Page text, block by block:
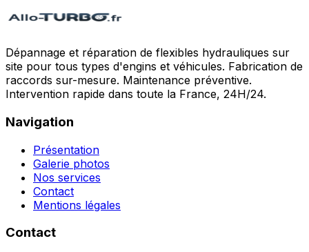
Dépannage et réparation de flexibles hydrauliques sur
site pour tous types d'engins et véhicules. Fabrication de
raccords sur-mesure. Maintenance préventive.
Intervention rapide dans toute la France, 24H/24.
Navigation
Présentation
Galerie photos
Nos services
Contact
Mentions légales
Contact